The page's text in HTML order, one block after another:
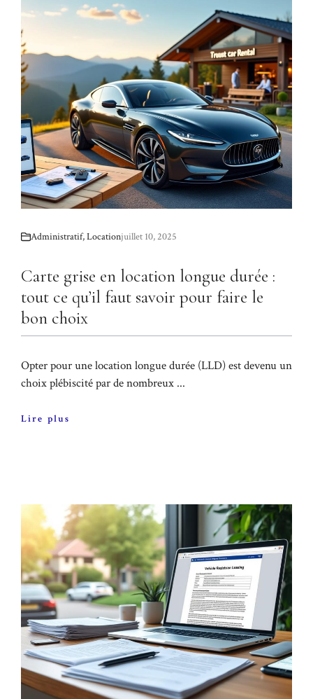
Administratif,Locationjuillet 10, 2025
Carte grise en location longue durée :
tout ce qu’il faut savoir pour faire le
bon choix
Opter pour une location longue durée (LLD) est devenu un
choix plébiscité par de nombreux ...
Lire plus